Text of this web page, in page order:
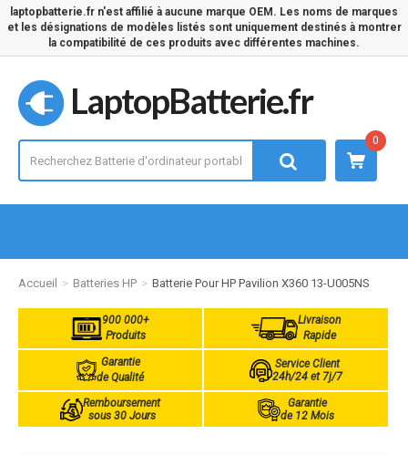
laptopbatterie.fr n'est affilié à aucune marque OEM. Les noms de marques
et les désignations de modèles listés sont uniquement destinés à montrer
la compatibilité de ces produits avec différentes machines.
LaptopBatterie.fr
0
Accueil Batteries HP Batterie Pour HP Pavilion X360 13-U005NS
900 000+
Produits
Livraison
Rapide
Garantie
de Qualité
Service Client
24h/24 et 7j/7
Remboursement
sous 30 Jours
Garantie
de 12 Mois